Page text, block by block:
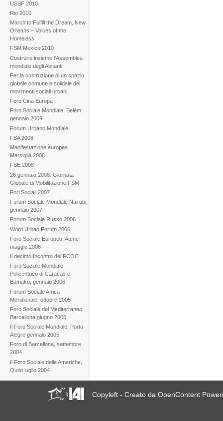
USSF 2010
Rio 2010
March to Fulfill the Dream, New
Orleans – Voices of the
Homeless
FSM Mexico 2010
Costruire insieme l’Assemblea
mondiale degli Abitanti
Per la costruzione di un spazio
globale comune e solidale dei
movimenti sociali urbani
Foro Cina Europa
Foro Sociale Mondiale, Belém
gennaio 2009
Forum Urbano Mondiale
FSA 2008
Manifestazione europea
Marsiglia 2008
FSE 2008
26 gennaio 2008: Giornata
Globale di Mobilitazione FSM
Fori Sociali 2007
Forum Sociale Mondiale Nairobi,
gennaio 2007
Forum Sociale Russo 2006
Word Urban Forum 2006
Foro Sociale Europeo, Atene
maggio 2006
Il decimo Incontro del FCOC
Foro Sociale Mondiale
Policentrico di Caracas e
Bamako, gennaio 2006
Forum Sociale Africa
Meridionale, ottobre 2005
Foro Sociale del Mediterraneo,
Barcellona giugno 2005
Il Foro Sociale Mondiale, Porto
Alegre gennaio 2005
Foro di Barcellona, settembre
2004
Il Foro Sociale delle Americhe,
Quito luglio 2004
Copyleft - Creato da OpenContent